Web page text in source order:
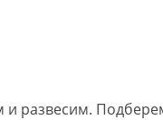
и развесим.